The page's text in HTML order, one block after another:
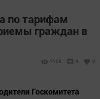
по тарифам
граждан в
1108 0 0
Госкомитета